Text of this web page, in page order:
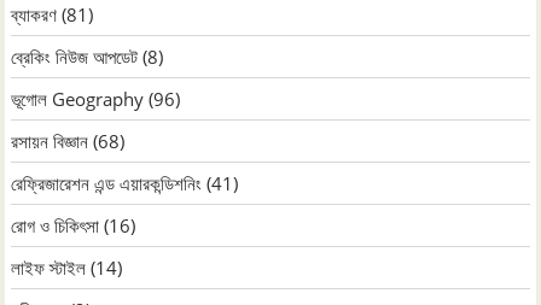
ব্যাকরণ (81)
ব্রেকিং নিউজ আপডেট (8)
ভূগোল Geography (96)
রসায়ন বিজ্ঞান (68)
রেফ্রিজারেশন এন্ড এয়ারকন্ডিশনিং (41)
রোগ ও চিকিৎসা (16)
লাইফ স্টাইল (14)